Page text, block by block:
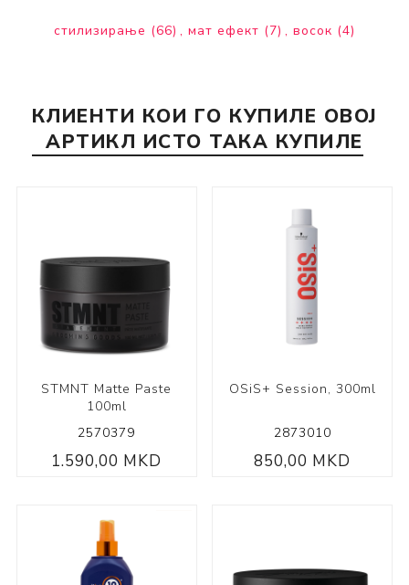
стилизирање (66) , мат ефект (7) , восок (4)
КЛИЕНТИ КОИ ГО КУПИЛЕ ОВОЈ
АРТИКЛ ИСТО ТАКА КУПИЛЕ
STMNT Matte Paste
100ml
2570379
1.590,00 MKD
OSiS+ Session, 300ml
2873010
850,00 MKD